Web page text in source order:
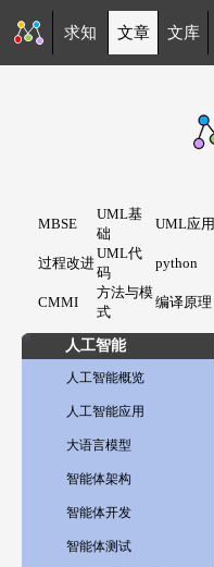
求知 文章 文库
MBSE
UML基
础
UML应用
过程改进
UML代
码
python
CMMI
方法与模
式
编译原理
人工智能
人工智能概览
人工智能应用
大语言模型
智能体架构
智能体开发
智能体测试